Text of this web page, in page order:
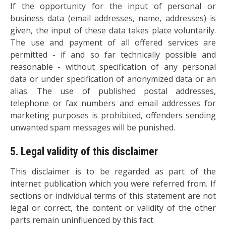
If the opportunity for the input of personal or
business data (email addresses, name, addresses) is
given, the input of these data takes place voluntarily.
The use and payment of all offered services are
permitted - if and so far technically possible and
reasonable - without specification of any personal
data or under specification of anonymized data or an
alias. The use of published postal addresses,
telephone or fax numbers and email addresses for
marketing purposes is prohibited, offenders sending
unwanted spam messages will be punished.
5. Legal validity of this disclaimer
This disclaimer is to be regarded as part of the
internet publication which you were referred from. If
sections or individual terms of this statement are not
legal or correct, the content or validity of the other
parts remain uninfluenced by this fact.